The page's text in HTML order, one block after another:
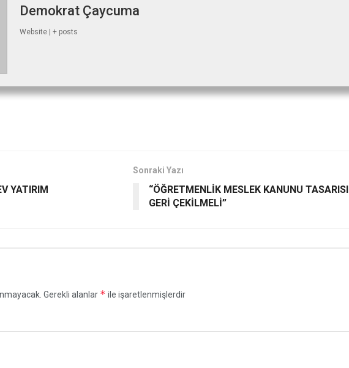
Demokrat Çaycuma
Website | + posts
YATIRIM
Sonraki Yazı
“ÖĞRETMENLİK MESLEK KANUNU TASARISI
GERİ ÇEKİLMELİ”
Gerekli alanlar * ile işaretlenmişlerdir